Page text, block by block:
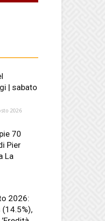
| sabato
2026
70
Pier
La
2026: